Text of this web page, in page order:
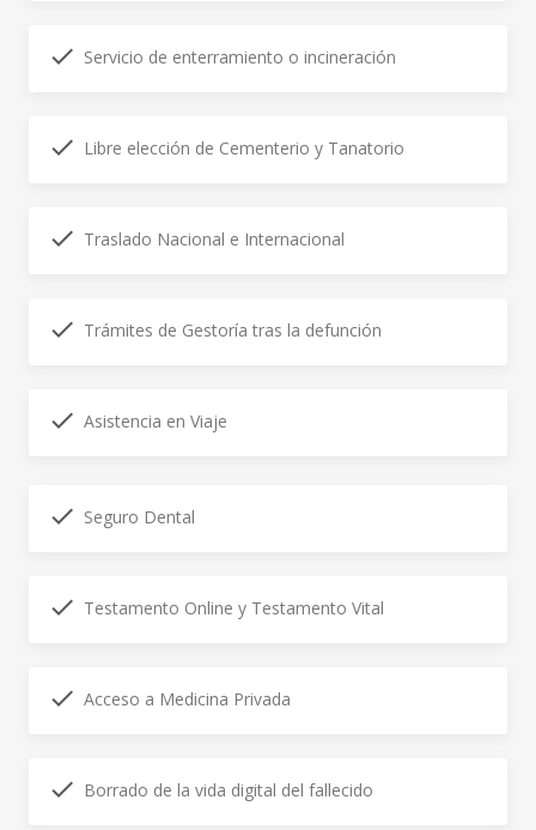
Servicio de enterramiento o incineración
Libre elección de Cementerio y Tanatorio
Traslado Nacional e Internacional
Trámites de Gestoría tras la defunción
Asistencia en Viaje
Seguro Dental
Testamento Online y Testamento Vital
Acceso a Medicina Privada
Borrado de la vida digital del fallecido